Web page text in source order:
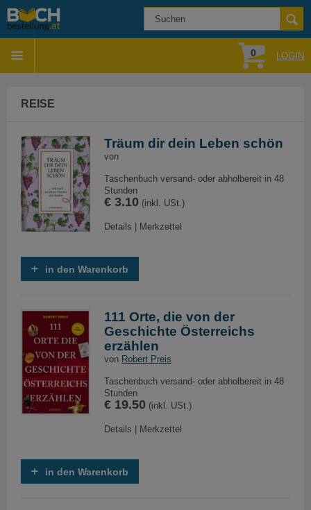
0 LOGIN
REISE
Träum dir dein Leben schön
von
Taschenbuch versand- oder abholbereit in 48
Stunden
€ 3.10 (inkl. USt.)
Details Merkzettel
in den Warenkorb
111 Orte, die von der
Geschichte Österreichs
erzählen
von Robert Preis
Taschenbuch versand- oder abholbereit in 48
Stunden
€ 19.50 (inkl. USt.)
Details Merkzettel
in den Warenkorb